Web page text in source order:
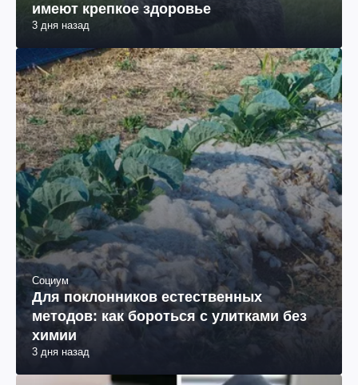
имеют крепкое здоровье
3 дня назад
Социум
Для поклонников естественных
методов: как бороться с улитками без
химии
3 дня назад